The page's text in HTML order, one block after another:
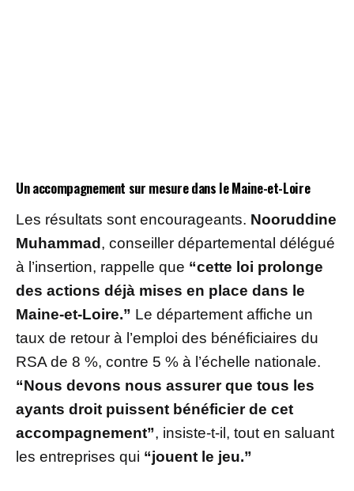
Un accompagnement sur mesure dans le Maine-et-Loire
Les résultats sont encourageants. Nooruddine
Muhammad, conseiller départemental délégué
à l’insertion, rappelle que “cette loi prolonge
des actions déjà mises en place dans le
Maine-et-Loire.” Le département affiche un
taux de retour à l’emploi des bénéficiaires du
RSA de 8 %, contre 5 % à l’échelle nationale.
“Nous devons nous assurer que tous les
ayants droit puissent bénéficier de cet
accompagnement”, insiste-t-il, tout en saluant
les entreprises qui “jouent le jeu.”